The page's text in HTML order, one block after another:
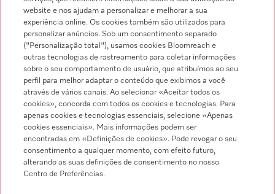
Pesquisa de distribuidores
Siga a Miele Professional
Proteção de dados
website e nos ajudam a personalizar e melhorar a sua
experiência online. Os cookies também são utilizados para
personalizar anúncios. Sob um consentimento separado
("Personalização total"), usamos cookies Bloomreach e
outras tecnologias de rastreamento para coletar informações
sobre o seu comportamento de usuário, que atribuímos ao seu
perfil para melhor adaptar o conteúdo que exibimos a você
através de vários canais. Ao selecionar «Aceitar todos os
cookies», concorda com todos os cookies e tecnologias. Para
apenas cookies e tecnologias essenciais, selecione «Apenas
cookies essenciais». Mais informações podem ser
encontradas em «Definições de cookies». Pode revogar o seu
consentimento a qualquer momento, com efeito futuro,
alterando as suas definições de consentimento no nosso
Centro de Preferências.